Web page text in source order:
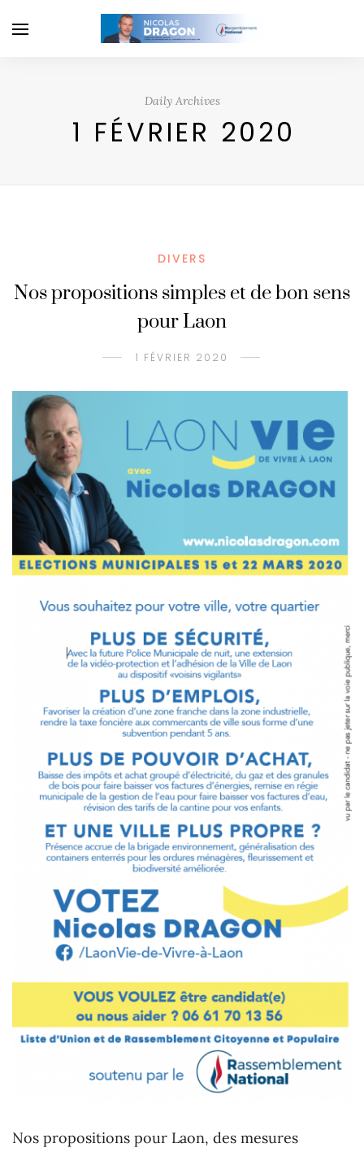
Daily Archives
1 FÉVRIER 2020
DIVERS
Nos propositions simples et de bon sens
pour Laon
1 FÉVRIER 2020
Nos propositions pour Laon, des mesures